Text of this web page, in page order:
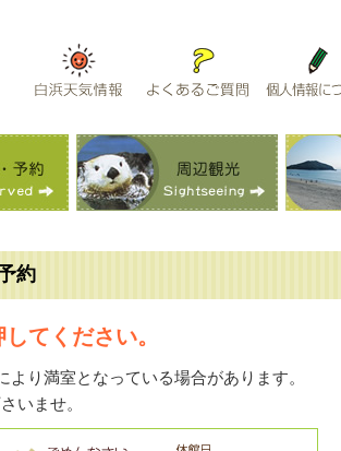
約
てください。
り満室となっている場合があります。
いませ。